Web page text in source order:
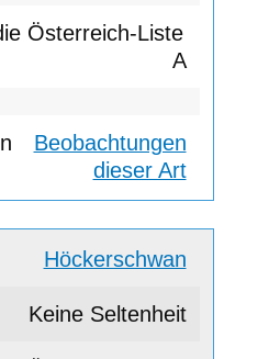
A
Beobachtungen
dieser Art
Höckerschwan
Keine Seltenheit